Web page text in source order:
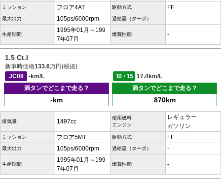
ミッション フロア4AT 駆動方式 FF
最大出力 105ps/6000rpm 過給器（ターボ） -
生産期間
1995年01月～199
7年07月
燃費性能 -
1.5 Ct.I
新車時価格133.6万円(税抜)
JC08
-km/L 10・15
17.4km/L
満タンでどこまで走る？
-km
満タンでどこまで走る？
870km
排気量 1497cc
使用燃料
エンジン
レギュラー
ガソリン
ミッション フロア5MT 駆動方式 FF
最大出力 105ps/6000rpm 過給器（ターボ） -
生産期間
1995年01月～199
7年07月
燃費性能 -